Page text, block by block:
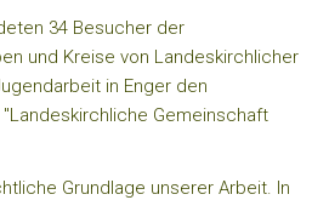
34 Besucher der
und Kreise von Landeskirchlicher
in Enger den
Gemeinschaft
Grundlage unserer Arbeit. In